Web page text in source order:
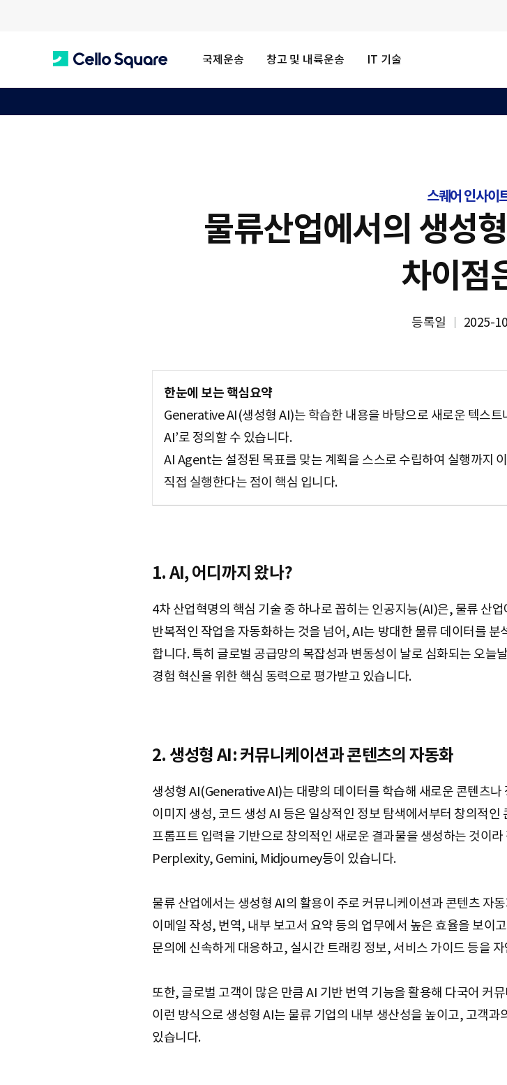
국제운송 창고 및 내륙운송 IT 기술
스퀘어 인사이
물류산업에서의 생성
차이점
등록일 2025-
한눈에 보는 핵심요약
Generative AI(생성형 AI)는 학습한 내용을 바탕으로 새로운 텍스
AI’로 정의할 수 있습니다.
AI Agent는 설정된 목표를 맞는 계획을 스스로 수립하여 실행까지
직접 실행한다는 점이 핵심 입니다.
1. AI, 어디까지 왔나?
4차 산업혁명의 핵심 기술 중 하나로 꼽히는 인공지능(AI)은, 물류 산
반복적인 작업을 자동화하는 것을 넘어, AI는 방대한 물류 데이터를
합니다. 특히 글로벌 공급망의 복잡성과 변동성이 날로 심화되는 오늘
경험 혁신을 위한 핵심 동력으로 평가받고 있습니다.
2. 생성형 AI: 커뮤니케이션과 콘텐츠의 자동화
생성형 AI(Generative AI)는 대량의 데이터를 학습해 새로운 콘텐츠
이미지 생성, 코드 생성 AI 등은 일상적인 정보 탐색에서부터 창의적
프롬프트 입력을 기반으로 창의적인 새로운 결과물을 생성하는 것이
Perplexity, Gemini, Midjourney등이 있습니다.
물류 산업에서는 생성형 AI의 활용이 주로 커뮤니케이션과 콘텐츠 자
이메일 작성, 번역, 내부 보고서 요약 등의 업무에서 높은 효율을 보이
문의에 신속하게 대응하고, 실시간 트래킹 정보, 서비스 가이드 등을
또한, 글로벌 고객이 많은 만큼 AI 기반 번역 기능을 활용해 다국어 커
이런 방식으로 생성형 AI는 물류 기업의 내부 생산성을 높이고, 고객
있습니다.